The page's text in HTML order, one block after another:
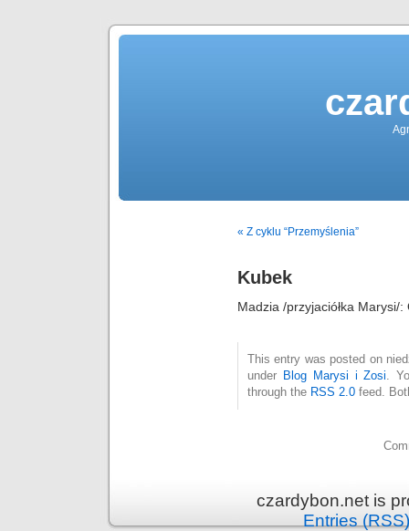
« Z cyklu “Przemyślenia”
Kubek
Madzia /przyjaciółka Marysi/
This entry was posted on
under Blog Marysi i Zosi .
through the RSS 2.0 feed.
czardybon.net is
Entries (RSS)